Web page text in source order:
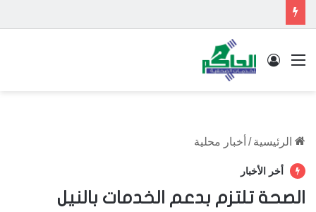
القائمة تسجيل الدخول
الرئيسية / أخبار محلية
أخر الأخبار
الصحة تلتزم بدعم الخدمات بالنيل